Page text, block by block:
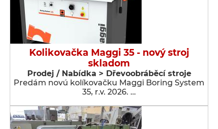
Kolikovačka Maggi 35 - nový stroj
skladom
Prodej / Nabídka > Dřevoobráběcí stroje
Predám novú kolíkovačku Maggi Boring System
35, r.v. 2026. …